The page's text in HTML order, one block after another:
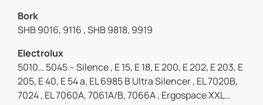
Bork
SHB 9016, 9116 , SHB 9818, 9919
Electrolux
5010… 5045 – Silence , E 15, E 18, E 200, E 202, E 203, E
205, E 40, E 54 a, EL 6985 B Ultra Silencer , EL 7020B,
7024 , EL 7060A, 7061A/B, 7066A , Ergospace XXL…